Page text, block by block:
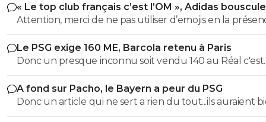
« Le top club français c’est l’OM », Adidas
PSG
Attention, merci de ne pas utiliser d’emojis en la
Raymond Q qui a un traumatisme de l enfance lié à ces
derniers; pour le soutenir, vous pouvez adhérer à son
association se prétendant faire partie d’une « élite »
se refusant catégoriquement l utilisation d emojis bien
populaire à son goût et surtout incompréhensible
gros globes oculaires de sardine. Cordialement.
Le PSG exige 160 ME, Barcola retenu à Paris
Donc un presque inconnu soit vendu 140 au Réal c'est
normal et un double détenteur de la LDC soit à un
faiblard normal ?? Messieurs les anglais allez vous faire
A fond sur Pacho, le Bayern a peur du PSG
Donc un article qui ne sert a rien du tout...ils auraient
voulu mais finalement non...je peux en écrire 200 des